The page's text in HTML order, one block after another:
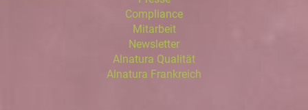
Compliance
Mitarbeit
Newsletter
Alnatura Qualität
Alnatura Frankreich